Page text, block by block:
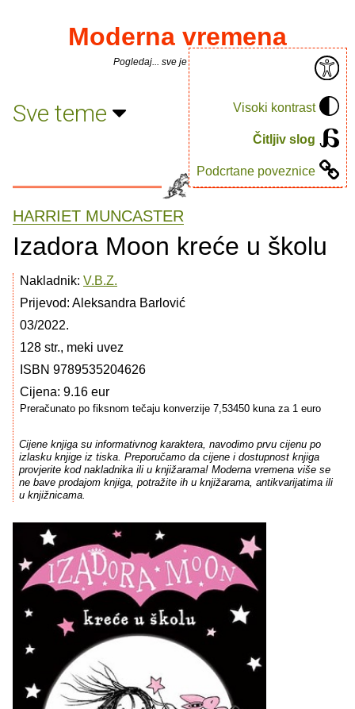
Visoki kontrast
Čitljiv slog
Podcrtane poveznice
Moderna vremena
Pogledaj... sve je puno knjiga.
Sve teme
HARRIET MUNCASTER
Izadora Moon kreće u školu
Nakladnik: V.B.Z.
Prijevod: Aleksandra Barlović
03/2022.
128 str., meki uvez
ISBN 9789535204626
Cijena: 9.16 eur
Preračunato po fiksnom tečaju konverzije 7,53450 kuna za 1 euro
Cijene knjiga su informativnog karaktera, navodimo prvu cijenu po
izlasku knjige iz tiska. Preporučamo da cijene i dostupnost knjiga
provjerite kod nakladnika ili u knjižarama! Moderna vremena više se
ne bave prodajom knjiga, potražite ih u knjižarama, antikvarijatima ili
u knjižnicama.